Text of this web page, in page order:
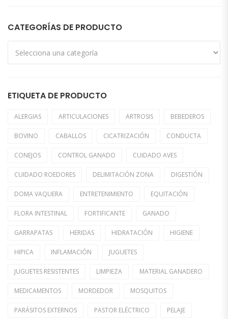
CATEGORÍAS DE PRODUCTO
ETIQUETA DE PRODUCTO
ALERGIAS ARTICULACIONES ARTROSIS BEBEDEROS
BOVINO CABALLOS CICATRIZACIÓN CONDUCTA
CONEJOS CONTROL GANADO CUIDADO AVES
CUIDADO ROEDORES DELIMITACIÓN ZONA DIGESTIÓN
DOMA VAQUERA ENTRETENIMIENTO EQUITACIÓN
FLORA INTESTINAL FORTIFICANTE GANADO
GARRAPATAS HERIDAS HIDRATACIÓN HIGIENE
HIPICA INFLAMACIÓN JUGUETES
JUGUETES RESISTENTES LIMPIEZA MATERIAL GANADERO
MEDICAMENTOS MORDEDOR MOSQUITOS
PARÁSITOS EXTERNOS PASTOR ELÉCTRICO PELAJE